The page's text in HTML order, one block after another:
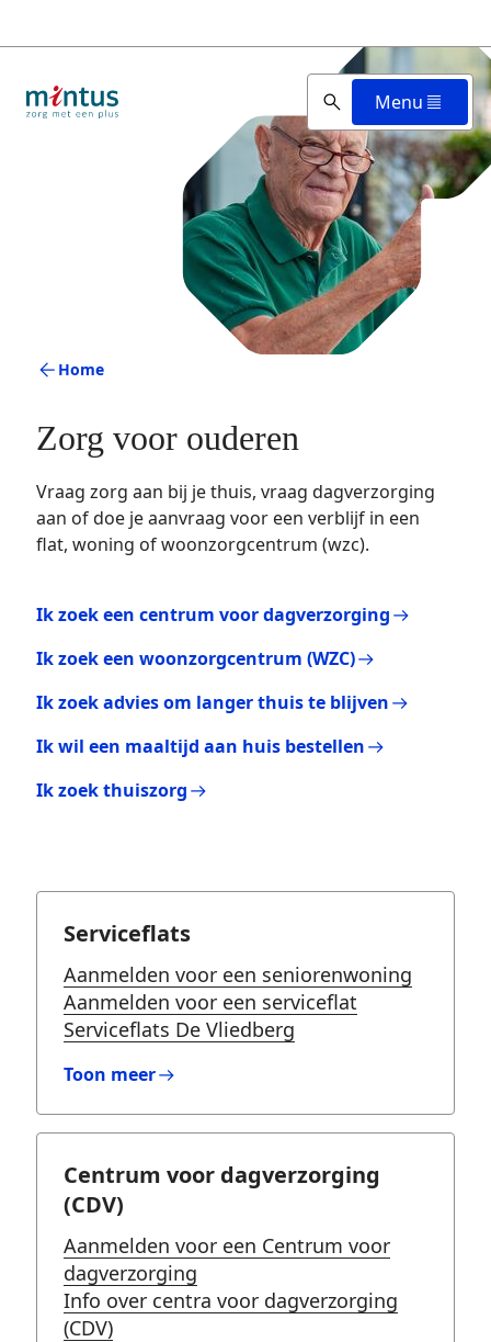
en
inhoud
Menu
Home
Zorg voor ouderen
Vraag zorg aan bij je thuis, vraag dagverzorging
aan of doe je aanvraag voor een verblijf in een
flat, woning of woonzorgcentrum (wzc).
Ik zoek een centrum voor dagverzorging
Ik zoek een woonzorgcentrum (WZC)
Ik zoek advies om langer thuis te blijven
Ik wil een maaltijd aan huis bestellen
Ik zoek thuiszorg
Serviceflats
Aanmelden voor een seniorenwoning
Aanmelden voor een serviceflat
Serviceflats De Vliedberg
Toon meer
Centrum voor dagverzorging
(CDV)
Aanmelden voor een Centrum voor
dagverzorging
Info over centra voor dagverzorging
(CDV)